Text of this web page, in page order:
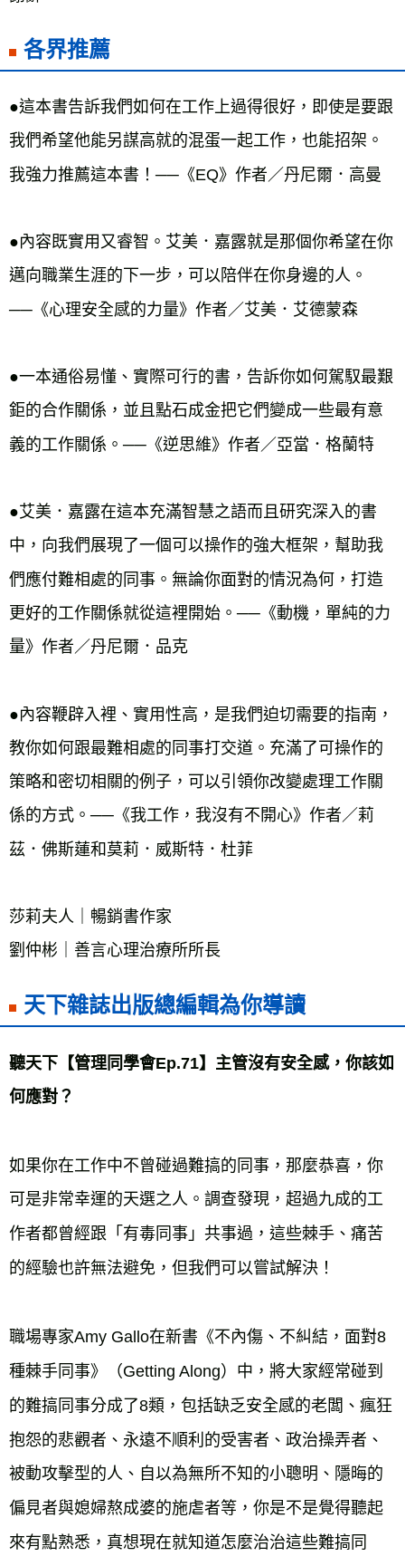
各界推薦
●這本書告訴我們如何在工作上過得很好，即使是要跟
我們希望他能另謀高就的混蛋一起工作，也能招架。
我強力推薦這本書！──《EQ》作者／丹尼爾．高曼
●內容既實用又睿智。艾美．嘉露就是那個你希望在你
邁向職業生涯的下一步，可以陪伴在你身邊的人。
──《心理安全感的力量》作者／艾美．艾德蒙森
●一本通俗易懂、實際可行的書，告訴你如何駕馭最艱
鉅的合作關係，並且點石成金把它們變成一些最有意
義的工作關係。──《逆思維》作者／亞當．格蘭特
●艾美．嘉露在這本充滿智慧之語而且研究深入的書
中，向我們展現了一個可以操作的強大框架，幫助我
們應付難相處的同事。無論你面對的情況為何，打造
更好的工作關係就從這裡開始。──《動機，單純的力
量》作者／丹尼爾．品克
●內容鞭辟入裡、實用性高，是我們迫切需要的指南，
教你如何跟最難相處的同事打交道。充滿了可操作的
策略和密切相關的例子，可以引領你改變處理工作關
係的方式。──《我工作，我沒有不開心》作者／莉
茲．佛斯蓮和莫莉．威斯特．杜菲
莎莉夫人｜暢銷書作家
劉仲彬｜善言心理治療所所長
天下雜誌出版總編輯為你導讀
聽天下【管理同學會Ep.71】主管沒有安全感，你該如
何應對？
如果你在工作中不曾碰過難搞的同事，那麼恭喜，你
可是非常幸運的天選之人。調查發現，超過九成的工
作者都曾經跟「有毒同事」共事過，這些棘手、痛苦
的經驗也許無法避免，但我們可以嘗試解決！
職場專家Amy Gallo在新書《不內傷、不糾結，面對8
種棘手同事》（Getting Along）中，將大家經常碰到
的難搞同事分成了8類，包括缺乏安全感的老闆、瘋狂
抱怨的悲觀者、永遠不順利的受害者、政治操弄者、
被動攻擊型的人、自以為無所不知的小聰明、隱晦的
偏見者與媳婦熬成婆的施虐者等，你是不是覺得聽起
來有點熟悉，真想現在就知道怎麼治治這些難搞同